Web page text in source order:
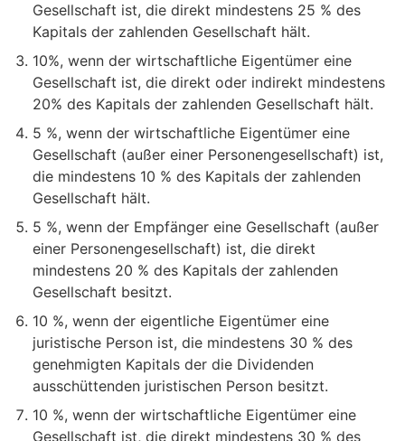
Gesellschaft ist, die direkt mindestens 25 % des
Kapitals der zahlenden Gesellschaft hält.
10%, wenn der wirtschaftliche Eigentümer eine
Gesellschaft ist, die direkt oder indirekt mindestens
20% des Kapitals der zahlenden Gesellschaft hält.
5 %, wenn der wirtschaftliche Eigentümer eine
Gesellschaft (außer einer Personengesellschaft) ist,
die mindestens 10 % des Kapitals der zahlenden
Gesellschaft hält.
5 %, wenn der Empfänger eine Gesellschaft (außer
einer Personengesellschaft) ist, die direkt
mindestens 20 % des Kapitals der zahlenden
Gesellschaft besitzt.
10 %, wenn der eigentliche Eigentümer eine
juristische Person ist, die mindestens 30 % des
genehmigten Kapitals der die Dividenden
ausschüttenden juristischen Person besitzt.
10 %, wenn der wirtschaftliche Eigentümer eine
Gesellschaft ist, die direkt mindestens 30 % des